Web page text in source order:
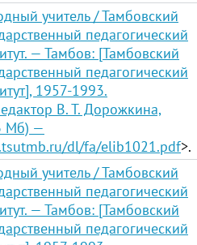
учитель / Тамбовский
педагогический
— Тамбов: [Тамбовский
педагогический
1957-1993.
В. Т. Дорожкина,
Мб) —
dl/fa/elib1021.pdf>.
учитель / Тамбовский
педагогический
— Тамбов: [Тамбовский
педагогический